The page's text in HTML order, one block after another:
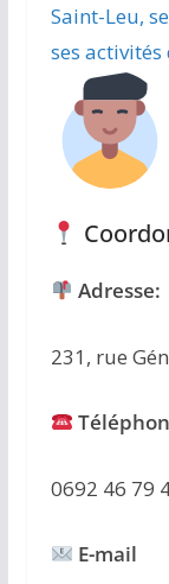
Saint-Leu,
ses
Adresse:
231, rue
0692 46 79
E-mail